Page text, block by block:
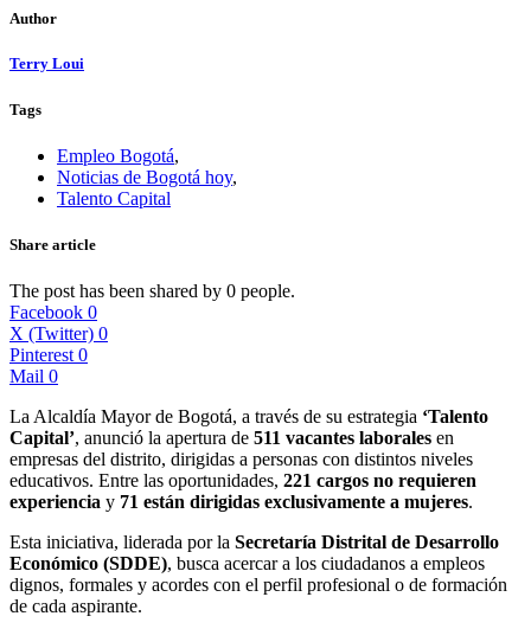
Author
Terry Loui
Tags
Empleo Bogotá,
Noticias de Bogotá hoy,
Talento Capital
Share article
The post has been shared by 0 people.
Facebook 0
X (Twitter) 0
Pinterest 0
Mail 0
La Alcaldía Mayor de Bogotá, a través de su estrategia ‘Talento
Capital’, anunció la apertura de 511 vacantes laborales en
empresas del distrito, dirigidas a personas con distintos niveles
educativos. Entre las oportunidades, 221 cargos no requieren
experiencia y 71 están dirigidas exclusivamente a mujeres.
Esta iniciativa, liderada por la Secretaría Distrital de Desarrollo
Económico (SDDE), busca acercar a los ciudadanos a empleos
dignos, formales y acordes con el perfil profesional o de formación
de cada aspirante.